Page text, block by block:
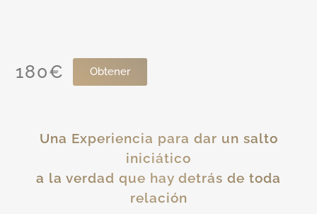
180€ Obtener
Una Experiencia para dar un salto
iniciático
a la verdad que hay detrás de toda
relación